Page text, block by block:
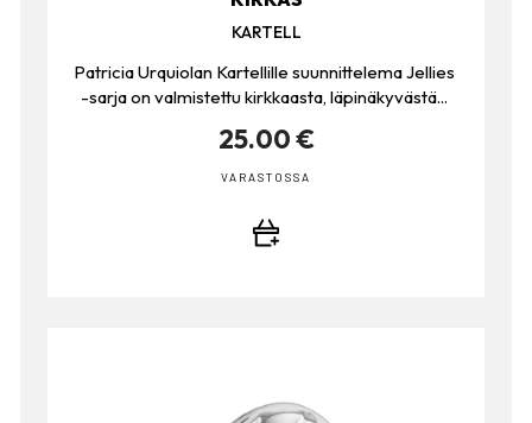
KARTELL
Patricia Urquiolan Kartellille suunnittelema Jellies
-sarja on valmistettu kirkkaasta, läpinäkyvästä...
25.00 €
VARASTOSSA